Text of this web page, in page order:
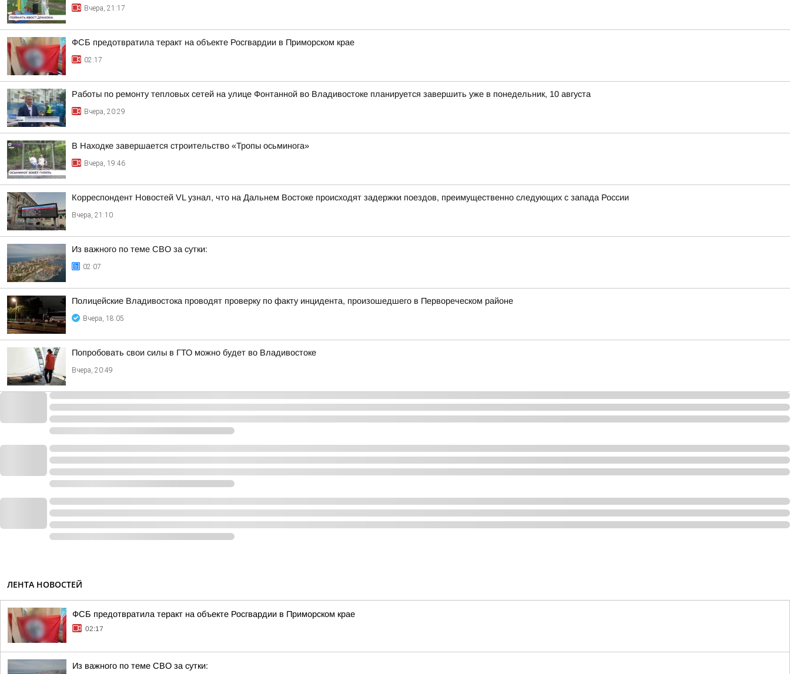
Вчера, 21:17
ФСБ предотвратила теракт на объекте Росгвардии в Приморском крае
02:17
Работы по ремонту тепловых сетей на улице Фонтанной во Владивостоке планируется завершить уже в понедельник, 10 августа
Вчера, 20:29
В Находке завершается строительство «Тропы осьминога»
Вчера, 19:46
Корреспондент Новостей VL узнал, что на Дальнем Востоке происходят задержки поездов, преимущественно следующих с запада России
Вчера, 21:10
Из важного по теме СВО за сутки:
02:07
Полицейские Владивостока проводят проверку по факту инцидента, произошедшего в Первореческом районе
Вчера, 18:05
Попробовать свои силы в ГТО можно будет во Владивостоке
Вчера, 20:49
ЛЕНТА НОВОСТЕЙ
ФСБ предотвратила теракт на объекте Росгвардии в Приморском крае
02:17
Из важного по теме СВО за сутки: